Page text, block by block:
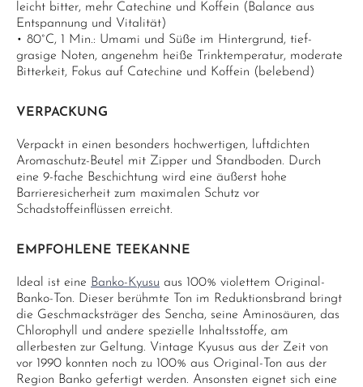
leicht bitter, mehr Catechine und Koffein (Balance aus
Entspannung und Vitalität)
• 80°C, 1 Min.: Umami und Süße im Hintergrund, tief-
grasige Noten, angenehm heiße Trinktemperatur, moderate
Bitterkeit, Fokus auf Catechine und Koffein (belebend)
VERPACKUNG
Verpackt in einen besonders hochwertigen, luftdichten
Aromaschutz-Beutel mit Zipper und Standboden. Durch
eine 9-fache Beschichtung wird eine äußerst hohe
Barrieresicherheit zum maximalen Schutz vor
Schadstoffeinflüssen erreicht.
EMPFOHLENE TEEKANNE
Ideal ist eine Banko-Kyusu aus 100% violettem Original-
Banko-Ton. Dieser berühmte Ton im Reduktionsbrand bringt
die Geschmacksträger des Sencha, seine Aminosäuren, das
Chlorophyll und andere spezielle Inhaltsstoffe, am
allerbesten zur Geltung. Vintage Kyusus aus der Zeit von
vor 1990 konnten noch zu 100% aus Original-Ton aus der
Region Banko gefertigt werden. Ansonsten eignet sich eine